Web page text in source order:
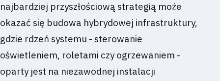
najbardziej przyszłościową strategią może
okazać się budowa hybrydowej infrastruktury,
gdzie rdzeń systemu - sterowanie
oświetleniem, roletami czy ogrzewaniem -
oparty jest na niezawodnej instalacji